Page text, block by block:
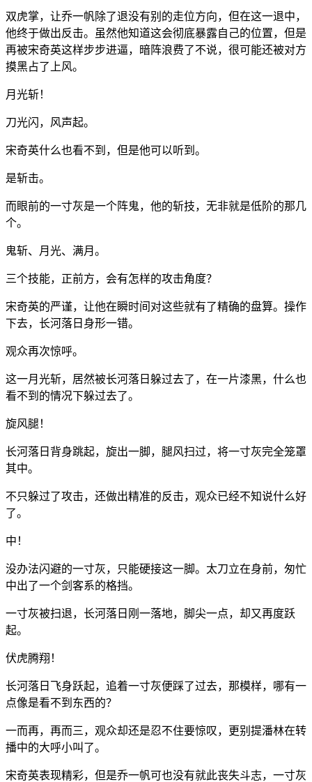
双虎掌，让乔一帆除了退没有别的走位方向，但在这一退中，
他终于做出反击。虽然他知道这会彻底暴露自己的位置，但是
再被宋奇英这样步步进逼，暗阵浪费了不说，很可能还被对方
摸黑占了上风。
月光斩！
刀光闪，风声起。
宋奇英什么也看不到，但是他可以听到。
是斩击。
而眼前的一寸灰是一个阵鬼，他的斩技，无非就是低阶的那几
个。
鬼斩、月光、满月。
三个技能，正前方，会有怎样的攻击角度？
宋奇英的严谨，让他在瞬时间对这些就有了精确的盘算。操作
下去，长河落日身形一错。
观众再次惊呼。
这一月光斩，居然被长河落日躲过去了，在一片漆黑，什么也
看不到的情况下躲过去了。
旋风腿！
长河落日背身跳起，旋出一脚，腿风扫过，将一寸灰完全笼罩
其中。
不只躲过了攻击，还做出精准的反击，观众已经不知说什么好
了。
中！
没办法闪避的一寸灰，只能硬接这一脚。太刀立在身前，匆忙
中出了一个剑客系的格挡。
一寸灰被扫退，长河落日刚一落地，脚尖一点，却又再度跃
起。
伏虎腾翔！
长河落日飞身跃起，追着一寸灰便踩了过去，那模样，哪有一
点像是看不到东西的？
一而再，再而三，观众却还是忍不住要惊叹，更别提潘林在转
播中的大呼小叫了。
宋奇英表现精彩，但是乔一帆可也没有就此丧失斗志，一寸灰